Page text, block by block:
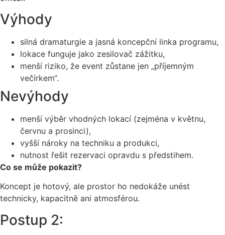
Výhody
silná dramaturgie a jasná koncepční linka programu,
lokace funguje jako zesilovač zážitku,
menší riziko, že event zůstane jen „příjemným
večírkem“.
Nevýhody
menší výběr vhodných lokací (zejména v květnu,
červnu a prosinci),
vyšší nároky na techniku a produkci,
nutnost řešit rezervaci opravdu s předstihem.
Co se může pokazit?
Koncept je hotový, ale prostor ho nedokáže unést
technicky, kapacitně ani atmosférou.
Postup 2: